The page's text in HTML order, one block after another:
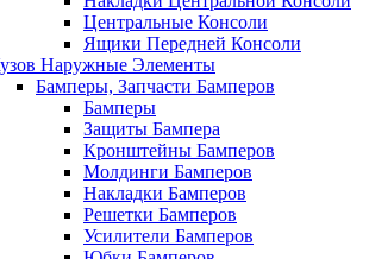
Центральные Консоли
Ящики Передней Консоли
Наружные Элементы
Бамперы, Запчасти Бамперов
Бамперы
Защиты Бампера
Кронштейны Бамперов
Молдинги Бамперов
Накладки Бамперов
Решетки Бамперов
Усилители Бамперов